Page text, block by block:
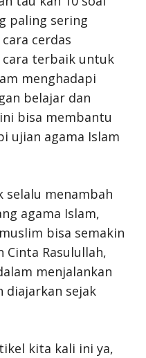
paling sering
cerdas
cara terbaik untuk
menghadapi
belajar dan
bisa membantu
ujian agama Islam
selalu menambah
agama Islam,
bisa semakin
Cinta Rasulullah,
menjalankan
diajarkan sejak
kita kali ini ya,